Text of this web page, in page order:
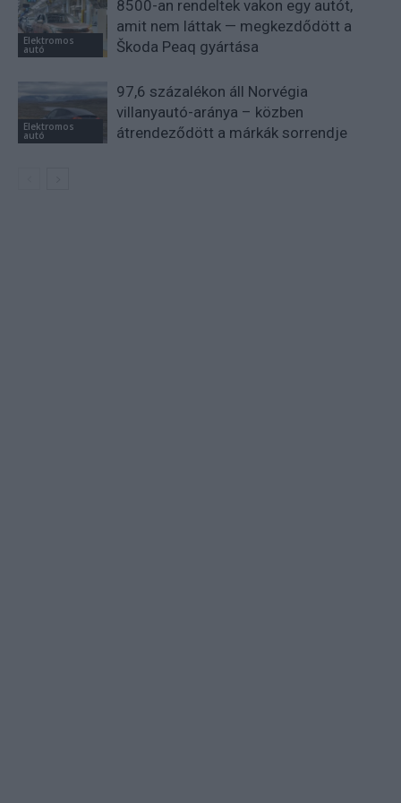
Elektromos
autó
8500-an rendeltek vakon egy autót,
amit nem láttak — megkezdődött a
Škoda Peaq gyártása
Elektromos
autó
97,6 százalékon áll Norvégia
villanyautó-aránya – közben
átrendeződött a márkák sorrendje